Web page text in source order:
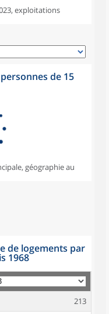
exploitations
de 15
géographie au
de logements par
1968
213